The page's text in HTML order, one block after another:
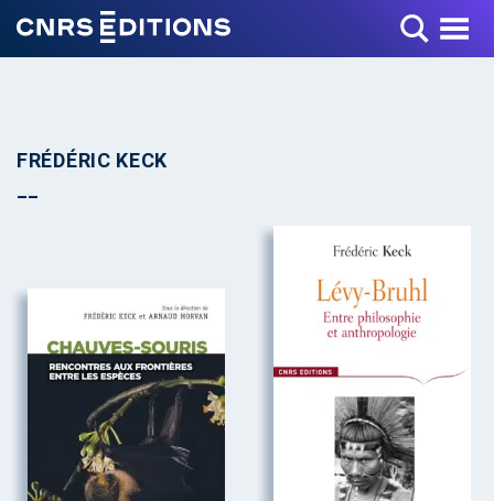
Toggle Menu
FRÉDÉRIC KECK